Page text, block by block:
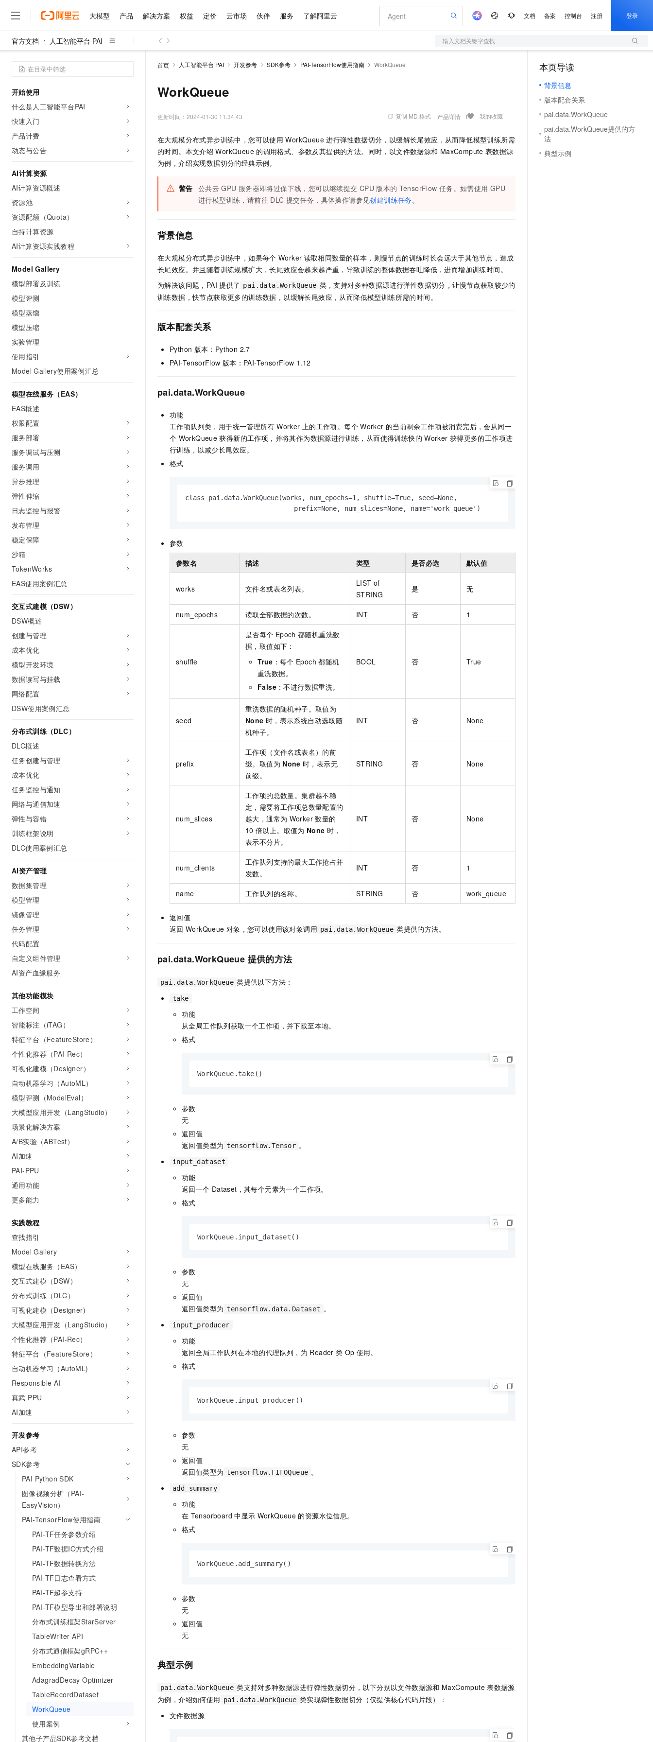
大模型 产品 解决方案 权益 定价 云市场 伙伴 服务 了解阿里云 文档 备案 控制台 注册 登录
官方文档 人工智能平台 PAI 输入文档关键字查找
开始使用
什么是人工智能平台PAI
快速入门
产品计费
动态与公告
AI计算资源
AI计算资源概述
资源池
资源配额（Quota）
自持计算资源
AI计算资源实践教程
Model Gallery
模型部署及训练
模型评测
模型蒸馏
模型压缩
实验管理
使用指引
Model Gallery使用案例汇总
模型在线服务（EAS）
EAS概述
权限配置
服务部署
服务调试与压测
服务调用
异步推理
弹性伸缩
日志监控与报警
发布管理
稳定保障
沙箱
TokenWorks
EAS使用案例汇总
交互式建模（DSW）
DSW概述
创建与管理
成本优化
模型开发环境
数据读写与挂载
网络配置
DSW使用案例汇总
分布式训练（DLC）
DLC概述
任务创建与管理
成本优化
任务监控与通知
网络与通信加速
弹性与容错
训练框架说明
DLC使用案例汇总
AI资产管理
数据集管理
模型管理
镜像管理
任务管理
代码配置
自定义组件管理
AI资产血缘服务
其他功能模块
工作空间
智能标注（iTAG）
特征平台（FeatureStore）
个性化推荐（PAI-Rec）
可视化建模（Designer）
自动机器学习（AutoML）
模型评测（ModelEval）
大模型应用开发（LangStudio）
场景化解决方案
A/B实验（ABTest）
AI加速
PAI-PPU
通用功能
更多能力
实践教程
查找指引
Model Gallery
模型在线服务（EAS）
交互式建模（DSW）
分布式训练（DLC）
可视化建模（Designer)
大模型应用开发（LangStudio）
个性化推荐（PAI-Rec）
特征平台（FeatureStore）
自动机器学习（AutoML)
Responsible AI
真武 PPU
AI加速
开发参考
API参考
SDK参考
PAI Python SDK
图像视频分析（PAI-
EasyVision）
PAI-TensorFlow使用指南
PAI-TF任务参数介绍
PAI-TF数据IO方式介绍
PAI-TF数据转换方法
PAI-TF日志查看方式
PAI-TF超参支持
PAI-TF模型导出和部署说明
分布式训练框架StarServer
TableWriter API
分布式通信框架gRPC++
EmbeddingVariable
AdagradDecay Optimizer
TableRecordDataset
WorkQueue
使用案例
其他子产品SDK参考文档
首页 人工智能平台 PAI 开发参考 SDK参考 PAI-TensorFlow使用指南 WorkQueue
WorkQueue
更新时间： 2024-01-30 11:34:43 复制 MD 格式 产品详情 我的收藏
在大规模分布式异步训练中，您可以使用 WorkQueue 进行弹性数据切分，以缓解长尾效应，从而降低模型训练所需
的时间。本文介绍 WorkQueue 的调用格式、参数及其提供的方法。同时，以文件数据源和 MaxCompute 表数据源
为例，介绍实现数据切分的经典示例。
警告 公共云 GPU 服务器即将过保下线，您可以继续提交 CPU 版本的 TensorFlow 任务。如需使用 GPU
进行模型训练，请前往 DLC 提交任务，具体操作请参见创建训练任务。
背景信息
在大规模分布式异步训练中，如果每个 Worker 读取相同数量的样本，则慢节点的训练时长会远大于其他节点，造成
长尾效应。并且随着训练规模扩大，长尾效应会越来越严重，导致训练的整体数据吞吐降低，进而增加训练时间。
为解决该问题，PAI 提供了 pai.data.WorkQueue 类，支持对多种数据源进行弹性数据切分，让慢节点获取较少的
训练数据，快节点获取更多的训练数据，以缓解长尾效应，从而降低模型训练所需的时间。
版本配套关系
Python 版本：Python 2.7
PAI-TensorFlow 版本：PAI-TensorFlow 1.12
pai.data.WorkQueue
功能
工作项队列类，用于统一管理所有 Worker 上的工作项。每个 Worker 的当前剩余工作项被消费完后，会从同一
个 WorkQueue 获得新的工作项，并将其作为数据源进行训练，从而使得训练快的 Worker 获得更多的工作项进
行训练，以减少长尾效应。
格式
class pai.data.WorkQueue(works, num_epochs=1, shuffle=True, seed=None,
                            prefix=None, num_slices=None, name='work_queue')
参数
参数名 描述 类型 是否必选 默认值
works 文件名或表名列表。
LIST of
STRING
是 无
num_epochs 读取全部数据的次数。 INT 否 1
shuffle
是否每个 Epoch 都随机重洗数
据，取值如下：
True ：每个 Epoch 都随机
重洗数据。
False ：不进行数据重洗。
BOOL 否 True
seed
重洗数据的随机种子。取值为
None 时，表示系统自动选取随
机种子。
INT 否 None
prefix
工作项（文件名或表名）的前
缀。取值为 None 时，表示无
前缀。
STRING 否 None
num_slices
工作项的总数量。集群越不稳
定，需要将工作项总数量配置的
越大，通常为 Worker 数量的
10 倍以上。取值为 None 时，
表示不分片。
INT 否 None
num_clients
工作队列支持的最大工作抢占并
发数。
INT 否 1
name 工作队列的名称。 STRING 否 work_queue
返回值
返回 WorkQueue 对象，您可以使用该对象调用 pai.data.WorkQueue 类提供的方法。
pai.data.WorkQueue 提供的方法
pai.data.WorkQueue 类提供以下方法：
take
功能
从全局工作队列获取一个工作项，并下载至本地。
格式
WorkQueue.take()
参数
无
返回值
返回值类型为 tensorflow.Tensor 。
input_dataset
功能
返回一个 Dataset，其每个元素为一个工作项。
格式
WorkQueue.input_dataset()
参数
无
返回值
返回值类型为 tensorflow.data.Dataset 。
input_producer
功能
返回全局工作队列在本地的代理队列，为 Reader 类 Op 使用。
格式
WorkQueue.input_producer()
参数
无
返回值
返回值类型为 tensorflow.FIFOQueue 。
add_summary
功能
在 Tensorboard 中显示 WorkQueue 的资源水位信息。
格式
WorkQueue.add_summary()
参数
无
返回值
无
典型示例
pai.data.WorkQueue 类支持对多种数据源进行弹性数据切分，以下分别以文件数据源和 MaxCompute 表数据源
为例，介绍如何使用 pai.data.WorkQueue 类实现弹性数据切分（仅提供核心代码片段）：
文件数据源
本页导读
背景信息
版本配套关系
pai.data.WorkQueue
pai.data.WorkQueue提供的方
法
典型示例
大模型
千问AI平台 大模型服务平台百炼
Qwen3.8-Max HOT
智能体时代全能旗舰模型
能看、能想、能动手的多模态智能体模型
Qwen3-VL-Plus
Kimi-K3 NEW
旗舰 MoE 大模型，百万上下文与顶尖推理能力
HappyHorse-1.1-T2V
图生视频，流畅自然，细节丰富
语音识别与合成
Qwen3-TTS-Flash
大模型服务
千问AI平台-Token Plan NEW
在线体验全尺寸、多种模态的模型效果
AI 应用构建
大模型服务平台百炼-应用模版
丰富多元化的应用模版和解决方案
大模型原生应用
Qoder HOT
面向真实软件的智能体编程平台
大模型解决方案
快速部署 Dify，高效搭建 AI 应用
10 分钟在聊天系统中增加一个 AI 助手 即刻拥有 DeepSeek-R1 满血版 超强辅助，Bolt.diy 一步搞定创意建站
产品
精选产品
计算
容器
存储
网络与CDN
安全
中间件
数据库
大数据计算
媒体服务
企业服务与云通信
域名与网站
终端用户计算
开发工具
迁移与运维管理
精选产品
多元化、高性能、安全可靠的大模型服务
无影云电脑
随时随地安全接入的云上超级电脑
云解析DNS
云原生大数据计算服务 MaxCompute
面向分析的企业级SaaS模式云数据仓库
人工智能平台 PAI 大模型
一站式AI开发、训练和推理服务
容器服务 Kubernetes 版 ACK
提供一站式管理容器应用的 K8s 服务
全托管，含MySQL、PostgreSQL、SQL Server、MariaDB多引擎
Qoder
面向真实软件的智能体编程平台
云防火墙
云原生的云上边界网络安全防护产品
轻量应用服务器
数字证书管理服务（原SSL证书）
实现全站HTTPS，呈现可信的WEB访问
短信服务
解决方案
精选解决方案
互联网应用开发
大数据
现代化应用
安全
网络
可观测
上云与迁云
企业出海
政企业务
精选解决方案
Hermes Agent，打造自进化智能体
自主进化，持久记忆，越用越聪明
快速拥有专属 OpenClaw
5 分钟轻松部署专属 QwenPaw HOT
从聊天伙伴进化为能主动干活的本地数字员工
一键购买专属联机服务器，轻松开启游戏
高效搭建 AI 智能体与工作流应用
通过阿里云百炼高效搭建AI应用,助力高效开发
Agency Agents：拥有专属领域专家
HappyHorse 打造一站式影视创作平台
漫剧工坊：一站式动画创作平台
权益 普惠上云
推荐新用户得奖励，单订单最高返9万
云工开物
高校专属算力普惠，学生认证享300元代金券
免费试用
解决方案免费试用 新老同享
最高领取价值200元试用点，立即开启云上创新
1亿+ 大模型 tokens 和 30+ 款产品免费体验
140+云产品 免费试用
产品新客免费试用，最长12个月
大模型ACA认证体验
助力企业全员 AI 认知与能力提升
AI 特惠
Token Plan 模型订阅计划 NEW
Qwen3.8-Max 首发尝鲜，限时加量 10 倍，夜间低至2折
万小智 AI 建站低至 15元/月
送.CN域名，送备案服务码
AI 场景体验
从图文生成到视频创作，一键激活电商全链路生产力
AI 广告创作
图文、视频一站生成，高效打造优质广告素材
AI 短剧/漫剧
AI助力短剧漫剧创作，剧本、分镜、视频高效生成
智能客服
自动承接线索、识别商机，让客服更高效、服务更出色。
AI 活动
AI 生产力先锋
先锋实践拓展 AI 生产力的边界
飞天发布时刻
所见，即是所愿
AI 实训营
定价 产品定价
了解云产品的定价详情
云上成本管理
管理和优化成本
价格计算器
自助选配和估算价格
配置报价器
阿里云 OPC 创新助力计划
Token 补贴，五大权
益加速 OPC 成功
云市场 精选商城
多端小程序
观测云
Tuya 物联网平台阿里云版
Tableau 订阅
行业生态解决方案
AI 开发和 AI 应用解决方案
数据与 API
OCR 文字识别
快递物流查询
CRM
OA 办公系统
财税管理
基础软件
JAVA
WordPress
模板建站
专业服务
公司注册
上云迁移
伙伴 成为销售伙伴
咨询伙伴
销售伙伴合作计划
无影生态合作计划
Salesforce On Alibaba Cloud
Consulting Partner 合作计划
AI 大模型销售与服务生态合作计划
成为产品伙伴 产品伙伴合作计划
云网络合作计划
成为服务伙伴
服务伙伴合作计划
Al MaaS 服务伙伴赋能合作
伙伴信用分合作计划
更多支持
合作伙伴培训与认证
查询合作伙伴
服务 售前咨询
自助服务
在线服务
工单服务
短信专区
企业增值服务
企业成长
服务实践
阿里云认证
信息公告
官网公告
开发者社区
我要反馈
了解阿里云 为什么选择阿里云
技术领先
分析师报告
研究报告与白皮书
天池大赛
AI 算法大赛
最佳实践
看见新力量
市场活动
魔搭 ModelScope
高校合作
加入我们